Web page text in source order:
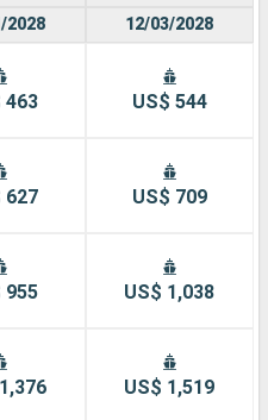
2028
463
627
955
12/03/2028
US$ 544
US$ 709
US$ 1,038
US$ 1,519